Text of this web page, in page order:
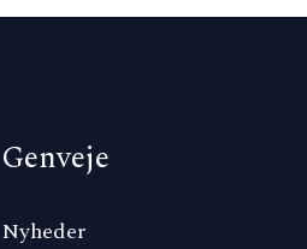
Genveje
Nyheder